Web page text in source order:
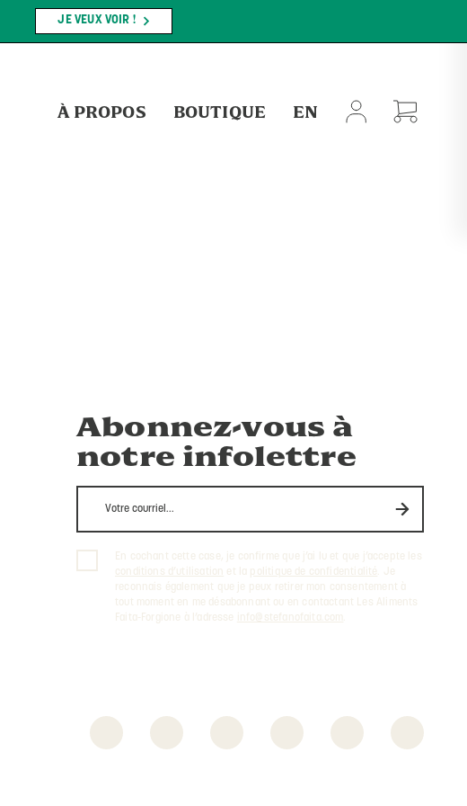
JE VEUX VOIR !
À PROPOS BOUTIQUE EN
Abonnez-vous à
notre infolettre
En cochant cette case, je confirme que j’ai lu et que j’accepte les
conditions d’utilisation et la politique de confidentialité
. Je
reconnais également que je peux retirer mon consentement à
tout moment en me désabonnant ou en contactant Les Aliments
Faita-Forgione à l’adresse
info@stefanofaita.com